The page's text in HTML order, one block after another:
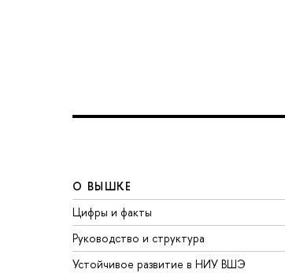
О ВЫШКЕ
Цифры и факты
Руководство и структура
Устойчивое развитие в НИУ ВШЭ